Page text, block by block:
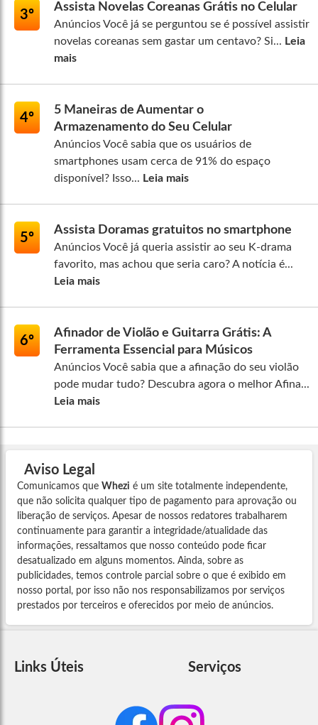
3º
Assista Novelas Coreanas Grátis no Celular
Anúncios Você já se perguntou se é possível assistir
novelas coreanas sem gastar um centavo? Si... Leia
mais
4º
5 Maneiras de Aumentar o
Armazenamento do Seu Celular
Anúncios Você sabia que os usuários de
smartphones usam cerca de 91% do espaço
disponível? Isso... Leia mais
5º
Assista Doramas gratuitos no smartphone
Anúncios Você já queria assistir ao seu K-drama
favorito, mas achou que seria caro? A notícia é...
Leia mais
6º
Afinador de Violão e Guitarra Grátis: A
Ferramenta Essencial para Músicos
Anúncios Você sabia que a afinação do seu violão
pode mudar tudo? Descubra agora o melhor Afina...
Leia mais
Aviso Legal
Comunicamos que Whezi é um site totalmente independente,
que não solicita qualquer tipo de pagamento para aprovação ou
liberação de serviços. Apesar de nossos redatores trabalharem
continuamente para garantir a integridade/atualidade das
informações, ressaltamos que nosso conteúdo pode ficar
desatualizado em alguns momentos. Ainda, sobre as
publicidades, temos controle parcial sobre o que é exibido em
nosso portal, por isso não nos responsabilizamos por serviços
prestados por terceiros e oferecidos por meio de anúncios.
Links Úteis Serviços